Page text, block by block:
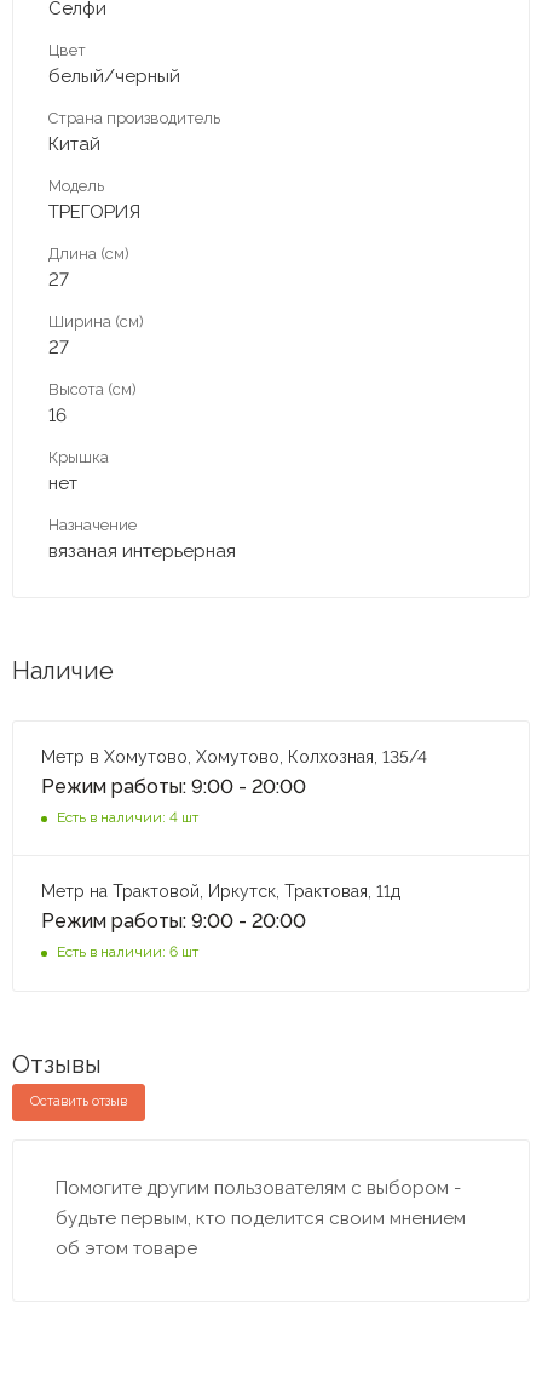
Селфи
Цвет
белый/черный
Страна производитель
Китай
Модель
ТРЕГОРИЯ
Длина (см)
27
Ширина (см)
27
Высота (см)
16
Крышка
нет
Назначение
вязаная интерьерная
Наличие
Метр в Хомутово, Хомутово, Колхозная, 135/4
Режим работы: 9:00 - 20:00
Есть в наличии: 4 шт
Метр на Трактовой, Иркутск, Трактовая, 11д
Режим работы: 9:00 - 20:00
Есть в наличии: 6 шт
Отзывы
Оставить отзыв
Помогите другим пользователям с выбором -
будьте первым, кто поделится своим мнением
об этом товаре